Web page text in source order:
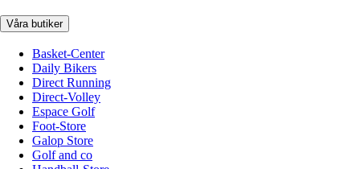
Våra butiker
Basket-Center
Daily Bikers
Direct Running
Direct-Volley
Espace Golf
Foot-Store
Galop Store
Golf and co